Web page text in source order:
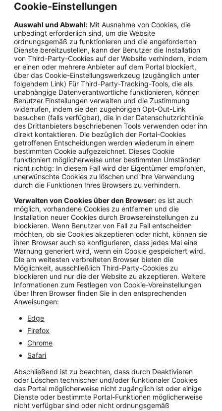
Cookie-Einstellungen
Auswahl und Abwahl: Mit Ausnahme von Cookies, die
unbedingt erforderlich sind, um die Website
ordnungsgemäß zu funktionieren und die angeforderten
Dienste bereitzustellen, kann der Benutzer die Installation
von Third-Party-Cookies auf der Website verhindern, indem
er einen oder mehrere Anbieter auf dem Portal blockiert,
über das Cookie-Einstellungswerkzeug (zugänglich unter
folgendem Link) Für Third-Party-Tracking-Tools, die als
unabhängige Datenverantwortliche funktionieren, können
Benutzer Einstellungen verwalten und die Zustimmung
widerrufen, indem sie den zugehörigen Opt-Out-Link
besuchen (falls verfügbar), die in der Datenschutzrichtlinie
des Drittanbieters beschriebenen Tools verwenden oder ihn
direkt kontaktieren. Die bezüglich der Portal-Cookies
getroffenen Entscheidungen werden wiederum in einem
bestimmten Cookie aufgezeichnet. Dieses Cookie
funktioniert möglicherweise unter bestimmten Umständen
nicht richtig: In diesem Fall wird der Eigentümer empfohlen,
unerwünschte Cookies zu löschen und ihre Verwendung
durch die Funktionen Ihres Browsers zu verhindern.
Verwalten von Cookies über den Browser: es ist auch
möglich, vorhandene Cookies zu entfernen und die
Installation neuer Cookies durch Browsereinstellungen zu
blockieren. Wenn Benutzer von Fall zu Fall entscheiden
möchten, ob sie Cookies akzeptieren oder nicht, können sie
ihren Browser auch so konfigurieren, dass jedes Mal eine
Warnung generiert wird, wenn ein Cookie gespeichert wird.
Die am weitesten verbreiteten Browser bieten die
Möglichkeit, ausschließlich Third-Party-Cookies zu
blockieren und nur die der Website zu akzeptieren. Weitere
Informationen zum Festlegen von Cookie-Voreinstellungen
über Ihren Browser finden Sie in den entsprechenden
Anweisungen:
Edge
Firefox
Chrome
Safari
Abschließend ist zu beachten, dass durch Deaktivieren
oder Löschen technischer und/oder funktionaler Cookies
das Portal möglicherweise nicht zugänglich ist oder einige
Dienste oder bestimmte Portal-Funktionen möglicherweise
nicht verfügbar sind oder nicht ordnungsgemäß